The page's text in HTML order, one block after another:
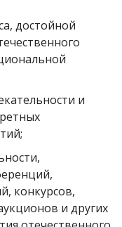
достойной
и
конкурсов,
и других